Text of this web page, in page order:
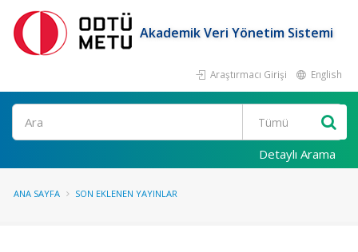
Akademik Veri Yönetim Sistemi
Araştırmacı Girişi English
Ara
Detaylı Arama
ANA SAYFA SON EKLENEN YAYINLAR